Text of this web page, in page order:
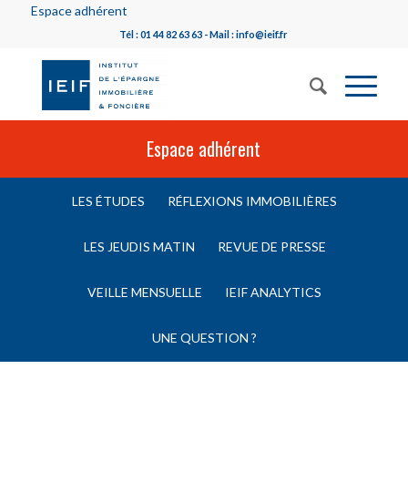
Espace adhérent
Tél : 01 44 82 63 63 - Mail : info@ieif.fr
Espace adhérent
LES ÉTUDES RÉFLEXIONS IMMOBILIÈRES
LES JEUDIS MATIN REVUE DE PRESSE
VEILLE MENSUELLE IEIF ANALYTICS
UNE QUESTION ?